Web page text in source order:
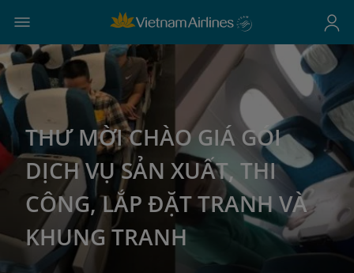
THƯ MỜI CHÀO GIÁ GÓI
DỊCH VỤ SẢN XUẤT, THI
CÔNG, LẮP ĐẶT TRANH VÀ
KHUNG TRANH